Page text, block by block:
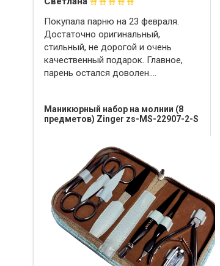
Покупала парню на 23 февраля.
Достаточно оригинальный,
стильный, не дорогой и очень
качественный подарок. Главное,
парень остался доволен....
Маникюрный набор на молнии (8
предметов) Zinger zs-MS-22907-2-S